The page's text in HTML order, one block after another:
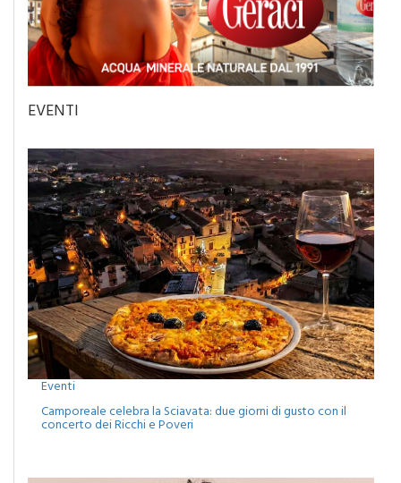
EVENTI
Eventi
Camporeale celebra la Sciavata: due giorni di gusto con il
concerto dei Ricchi e Poveri